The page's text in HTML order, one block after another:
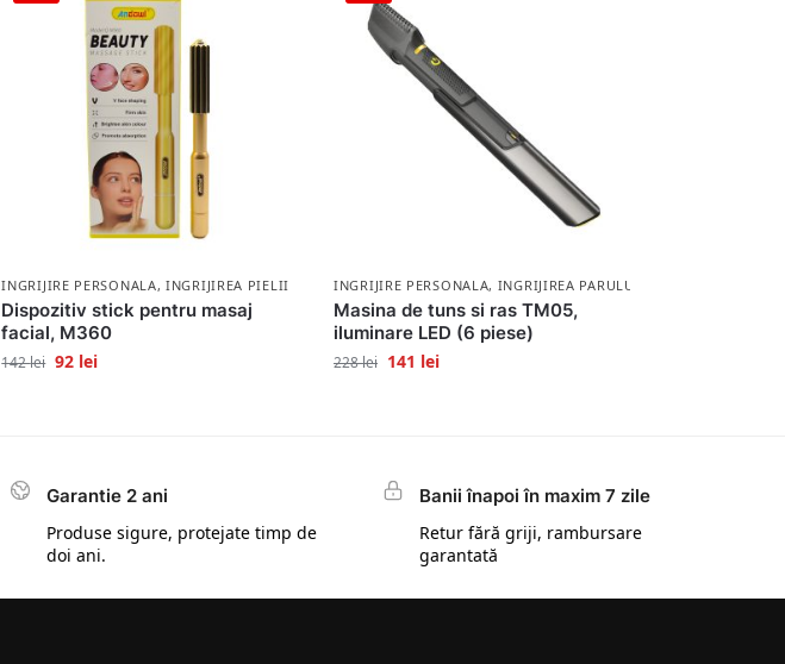
INGRIJIRE PERSONALA,INGRIJIREA PIELII
Dispozitiv stick pentru masaj
facial, M360
142lei 92 lei
INGRIJIRE PERSONALA, INGRIJIREA PARULUI
Masina de tuns si ras TM05,
iluminare LED (6 piese)
228lei 141 lei
Garantie 2 ani
Produse sigure, protejate timp de
doi ani.
Banii înapoi în maxim 7 zile
Retur fără griji, rambursare
garantată